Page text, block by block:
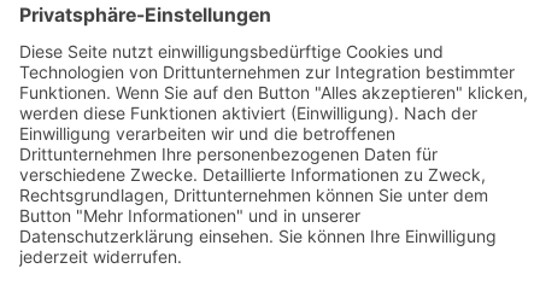
individuell auf deinem Weg zu
mehr Gesundheit und
Leistungsfähigkeit. Du findest
uns an den Standorten Naila
und Gefell.